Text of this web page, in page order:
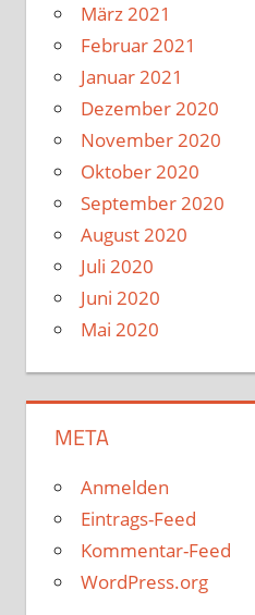
März 2021
Februar 2021
Januar 2021
Dezember 2020
November 2020
Oktober 2020
September 2020
August 2020
Juli 2020
Juni 2020
Mai 2020
META
Anmelden
Eintrags-Feed
Kommentar-Feed
WordPress.org